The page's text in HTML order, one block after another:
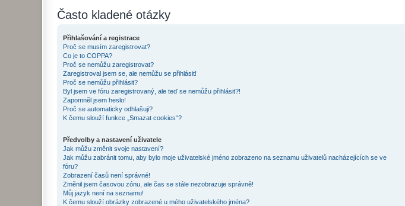
Často kladené otázky
Přihlašování a registrace
Proč se musím zaregistrovat?
Co je to COPPA?
Proč se nemůžu zaregistrovat?
Zaregistroval jsem se, ale nemůžu se přihlásit!
Proč se nemůžu přihlásit?
Byl jsem ve fóru zaregistrovaný, ale teď se nemůžu přihlásit?!
Zapomněl jsem heslo!
Proč se automaticky odhlašuji?
K čemu slouží funkce „Smazat cookies“?
Předvolby a nastavení uživatele
Jak můžu změnit svoje nastavení?
Jak můžu zabránit tomu, aby bylo moje uživatelské jméno zobrazeno na seznamu uživatelů nacházejících se ve
fóru?
Zobrazení časů není správné!
Změnil jsem časovou zónu, ale čas se stále nezobrazuje správně!
Můj jazyk není na seznamu!
K čemu slouží obrázky zobrazené u mého uživatelského jména?